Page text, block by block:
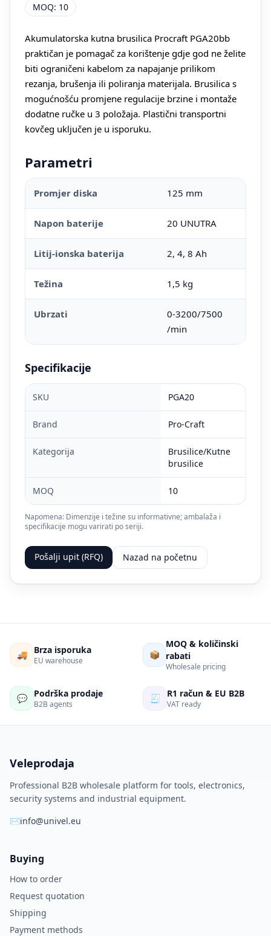
MOQ: 10
Akumulatorska kutna brusilica Procraft PGA20bb
praktičan je pomagač za korištenje gdje god ne želite
biti ograničeni kabelom za napajanje prilikom
rezanja, brušenja ili poliranja materijala. Brusilica s
mogućnošću promjene regulacije brzine i montaže
dodatne ručke u 3 položaja. Plastični transportni
kovčeg uključen je u isporuku.
Parametri
Promjer diska 125 mm
Napon baterije 20 UNUTRA
Litij-ionska baterija 2, 4, 8 Ah
Težina 1,5 kg
Ubrzati
0-3200/7500
/min
Specifikacije
SKU PGA20
Brand Pro-Craft
Kategorija
Brusilice/Kutne
brusilice
MOQ 10
Napomena: Dimenzije i težine su informativne; ambalaža i
specifikacije mogu varirati po seriji.
Pošalji upit (RFQ) Nazad na početnu
🚚 Brza isporuka
EU warehouse
📦
MOQ & količinski
rabati
Wholesale pricing
💬 Podrška prodaje
B2B agents
🧾 R1 račun & EU B2B
VAT ready
Veleprodaja
Professional B2B wholesale platform for tools, electronics,
security systems and industrial equipment.
✉info@univel.eu
Buying
How to order
Request quotation
Shipping
Payment methods